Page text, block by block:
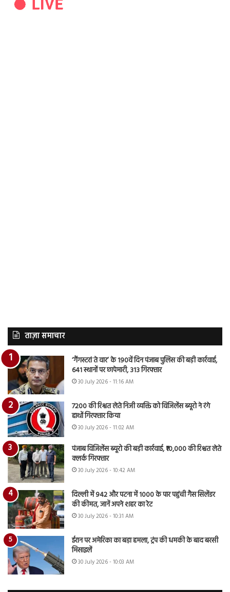
ताज़ा समाचार
‘गैंगस्टरां ते वार’ के 190वें दिन पंजाब पुलिस की बड़ी कार्रवाई,
641 स्थानों पर छापेमारी, 313 गिरफ्तार
30 July 2026 - 11:16 AM
7200 की रिश्वत लेते निजी व्यक्ति को विजिलेंस ब्यूरो ने रंगे
हाथों गिरफ्तार किया
30 July 2026 - 11:02 AM
पंजाब विजिलेंस ब्यूरो की बड़ी कार्रवाई, ₹10,000 की रिश्वत लेते
क्लर्क गिरफ्तार
30 July 2026 - 10:42 AM
दिल्ली में 942 और पटना में 1000 के पार पहुंची गैस सिलेंडर
की कीमत, जानें अपने शहर का रेट
30 July 2026 - 10:31 AM
ईरान पर अमेरिका का बड़ा हमला, ट्रंप की धमकी के बाद बरसी
मिसाइलें
30 July 2026 - 10:03 AM